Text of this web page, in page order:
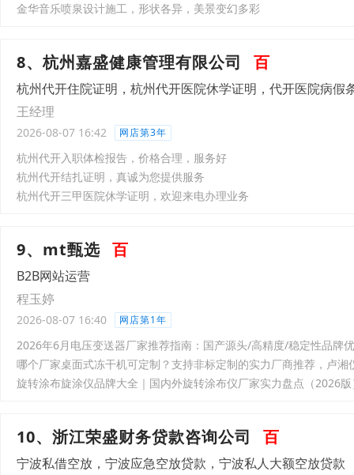
金华音乐喷泉设计施工，形状各异，美景变幻多彩
8、杭州嘉盛健康管理有限公司 百
杭州代开住院证明，杭州代开医院休学证明，代开医院病假
王经理
2026-08-07 16:42 网店第3年
杭州代开入职体检报告，价格合理，服务好
杭州代开结扎证明，真诚为您提供服务
杭州代开三甲医院休学证明，欢迎来电办理业务
9、mt甄选 百
B2B网站运营
程玉婷
2026-08-07 16:40 网店第1年
2026年6月电压变送器厂家推荐指南：国产源头/高精度/稳定性品牌
哪个厂家桌面式冻干机可定制？支持非标定制的实力厂商推荐，卢湘
旋转涂布旋涂仪品牌大全｜国内外旋转涂布仪厂家实力盘点（2026
10、浙江荣盛财务贷款咨询公司 百
宁波私借空放，宁波应急空放贷款，宁波私人大额空放贷款